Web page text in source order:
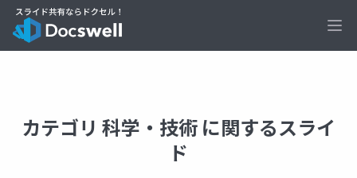
カテゴリ 科学・技術 に関するスライ
ド